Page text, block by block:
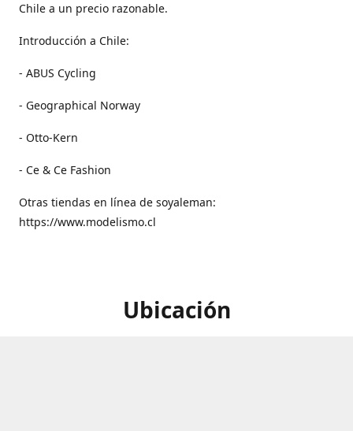
Chile a un precio razonable.
Introducción a Chile:
- ABUS Cycling
- Geographical Norway
- Otto-Kern
- Ce & Ce Fashion
Otras tiendas en línea de soyaleman:
https://www.modelismo.cl
Ubicación